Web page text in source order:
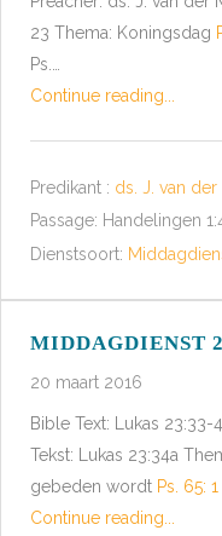
23 Thema: Koningsdag
Ps.…
Continue reading...
Predikant : ds. J. van
Passage: Handelingen
Dienstsoort:
MIDDAGDIENST
20 maart 2016
Bible Text: Lukas
Tekst: Lukas 23:34a
gebeden wordt Ps. 65: 1
Continue reading...